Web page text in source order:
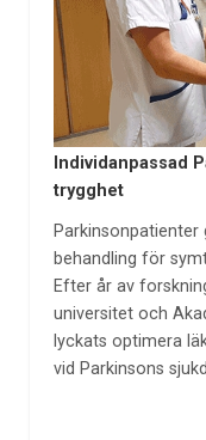
Individanpassad
trygghet
behandling för
Efter år av
universitet och
lyckats optimera
vid Parkinsons